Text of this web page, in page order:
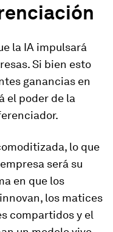
la IA impulsará
Si bien esto
ganancias en
el poder de la
lo que
será su
en que los
los matices
compartidos y el